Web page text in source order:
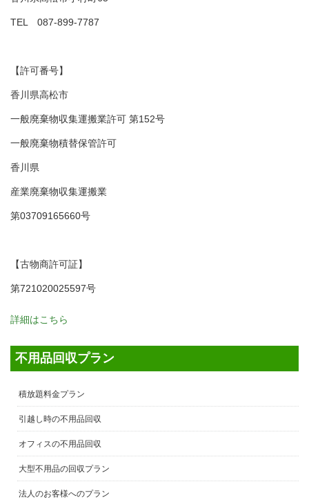
TEL 087-899-7787
【許可番号】
香川県高松市
一般廃棄物収集運搬業許可 第152号
一般廃棄物積替保管許可
香川県
産業廃棄物収集運搬業
第03709165660号
【古物商許可証】
第721020025597号
詳細はこちら
不用品回収プラン
積放題料金プラン
引越し時の不用品回収
オフィスの不用品回収
大型不用品の回収プラン
法人のお客様へのプラン